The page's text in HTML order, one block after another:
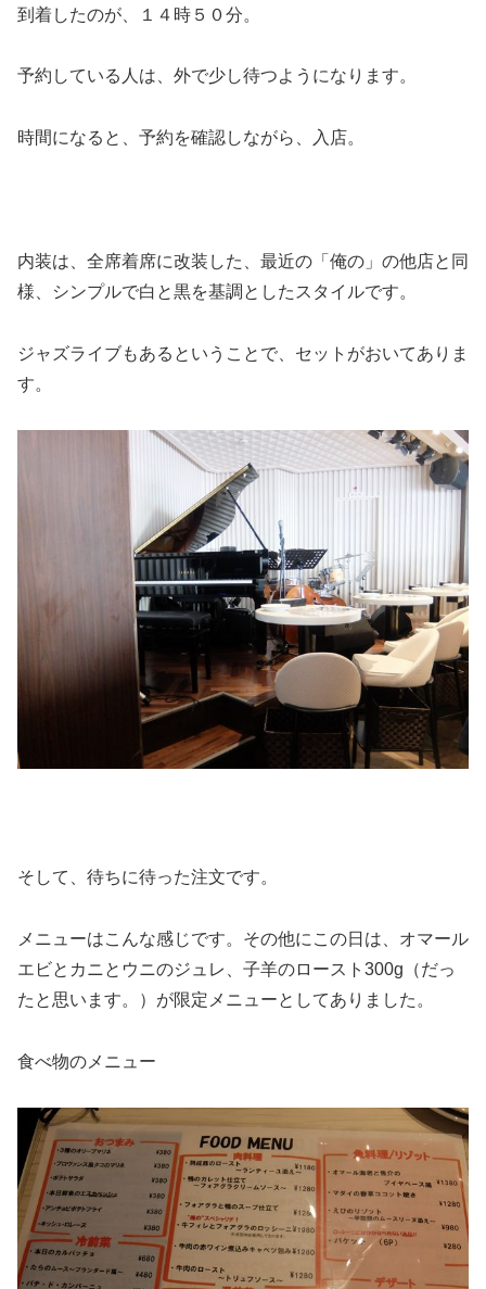
到着したのが、１４時５０分。
予約している人は、外で少し待つようになります。
時間になると、予約を確認しながら、入店。
内装は、全席着席に改装した、最近の「俺の」の他店と同
様、シンプルで白と黒を基調としたスタイルです。
ジャズライブもあるということで、セットがおいてありま
す。
そして、待ちに待った注文です。
メニューはこんな感じです。その他にこの日は、オマール
エビとカニとウニのジュレ、子羊のロースト300g（だっ
たと思います。）が限定メニューとしてありました。
食べ物のメニュー